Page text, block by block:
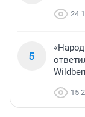
24
5
15